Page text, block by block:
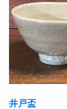
井戸盃